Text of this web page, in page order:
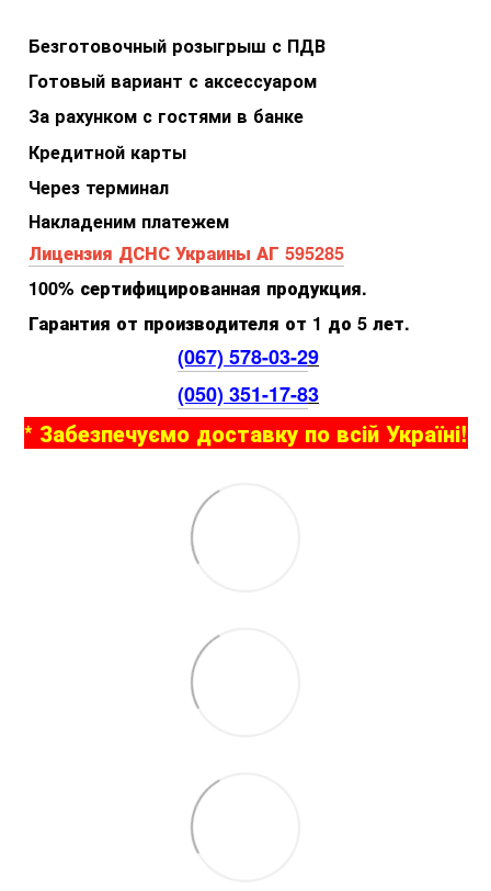
Безготовочный розыгрыш с ПДВ
Готовый вариант с аксессуаром
За рахунком с гостями в банке
Кредитной карты
Через терминал
Накладеним платежем
Лицензия ДСНС Украины АГ 595285
100% сертифицированная продукция.
Гарантия от производителя от 1 до 5 лет.
(067) 578-03-29
(050) 351-17-83
* Забезпечуємо доставку по всій Україні!